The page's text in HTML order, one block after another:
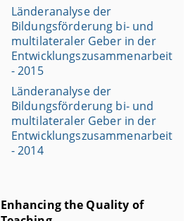
Länderanalyse der
Bildungsförderung bi- und
multilateraler Geber in der
Entwicklungszusammenarbeit
- 2015
Länderanalyse der
Bildungsförderung bi- und
multilateraler Geber in der
Entwicklungszusammenarbeit
- 2014
Enhancing the Quality of